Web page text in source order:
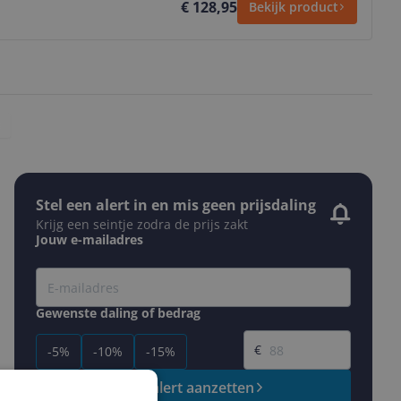
€ 128,95 Bekijk product
Stel een alert in en mis geen prijsdaling
Krijg een seintje zodra de prijs zakt
Jouw e-mailadres
Gewenste daling of bedrag
-5% -10% -15%
Gewenste prijs
€
Prijsalert aanzetten